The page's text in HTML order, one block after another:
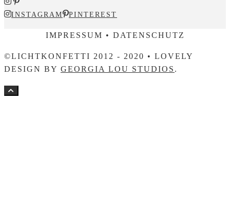
INSTAGRAM PINTEREST
IMPRESSUM • DATENSCHUTZ
©LICHTKONFETTI 2012 - 2020 • LOVELY
DESIGN BY GEORGIA LOU STUDIOS .